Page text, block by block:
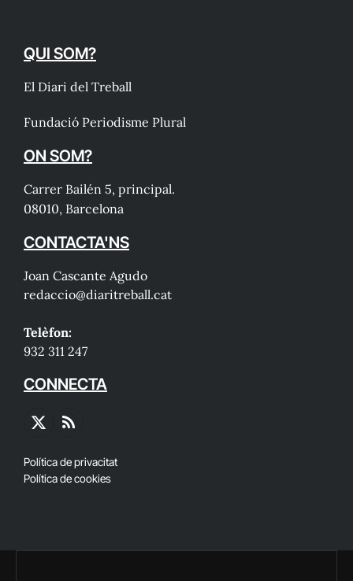
QUI SOM?
El Diari del Treball
Fundació Periodisme Plural
ON SOM?
Carrer Bailén 5, principal.
08010, Barcelona
CONTACTA'NS
Joan Cascante Agudo
redaccio@diaritreball.cat
Telèfon:
932 311 247
CONNECTA
X
RSS
Política de privacitat
Política de cookies